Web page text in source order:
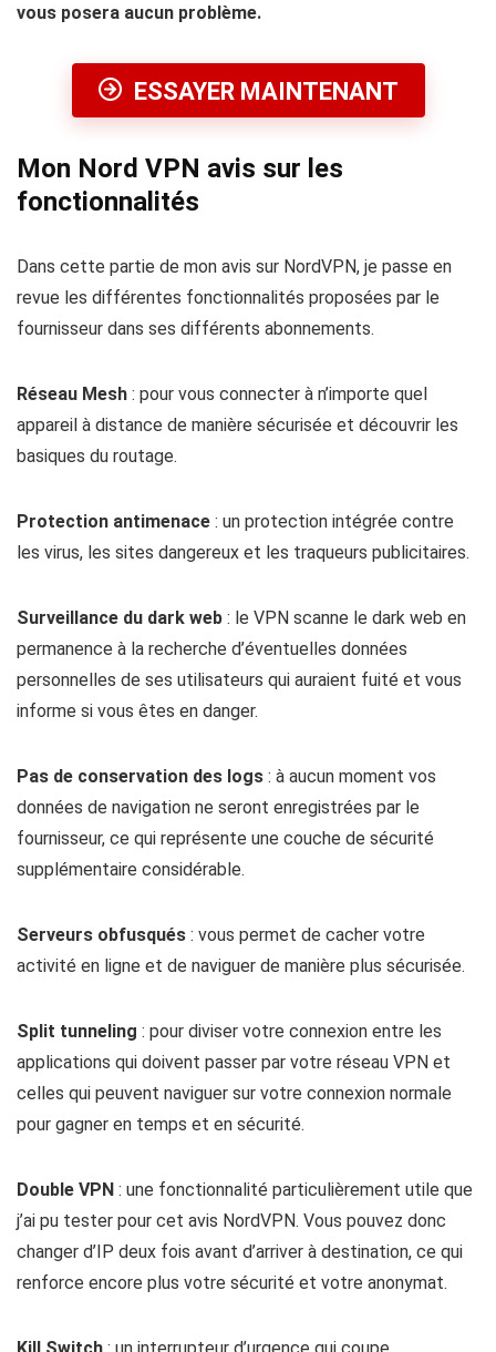
vous posera aucun problème.
ESSAYER MAINTENANT
Mon Nord VPN avis sur les
fonctionnalités
Dans cette partie de mon avis sur NordVPN, je passe en
revue les différentes fonctionnalités proposées par le
fournisseur dans ses différents abonnements.
Réseau Mesh : pour vous connecter à n’importe quel
appareil à distance de manière sécurisée et découvrir les
basiques du routage.
Protection antimenace : un protection intégrée contre
les virus, les sites dangereux et les traqueurs publicitaires.
Surveillance du dark web : le VPN scanne le dark web en
permanence à la recherche d’éventuelles données
personnelles de ses utilisateurs qui auraient fuité et vous
informe si vous êtes en danger.
Pas de conservation des logs : à aucun moment vos
données de navigation ne seront enregistrées par le
fournisseur, ce qui représente une couche de sécurité
supplémentaire considérable.
Serveurs obfusqués : vous permet de cacher votre
activité en ligne et de naviguer de manière plus sécurisée.
Split tunneling : pour diviser votre connexion entre les
applications qui doivent passer par votre réseau VPN et
celles qui peuvent naviguer sur votre connexion normale
pour gagner en temps et en sécurité.
Double VPN : une fonctionnalité particulièrement utile que
j’ai pu tester pour cet avis NordVPN. Vous pouvez donc
changer d’IP deux fois avant d’arriver à destination, ce qui
renforce encore plus votre sécurité et votre anonymat.
Kill Switch : un interrupteur d’urgence qui coupe